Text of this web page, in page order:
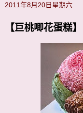
2011年8月20日星期六
【巨桃唧花蛋糕】